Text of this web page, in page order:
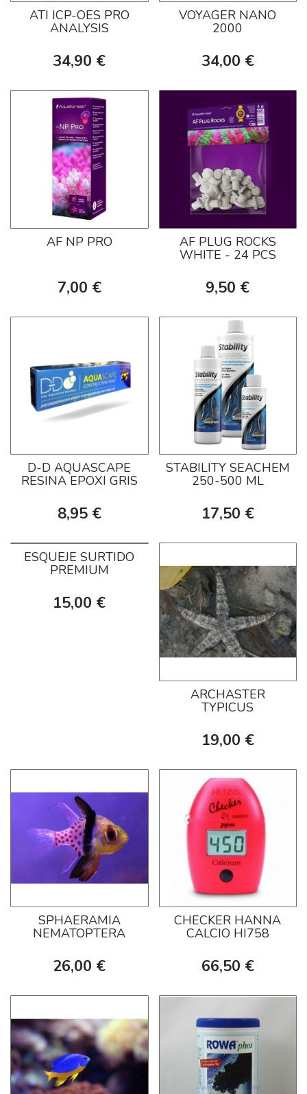
ATI ICP-OES PRO
ANALYSIS
34,90 €
VOYAGER NANO
2000
34,00 €
AF NP PRO
7,00 €
AF PLUG ROCKS
WHITE - 24 PCS
9,50 €
D-D AQUASCAPE
RESINA EPOXI GRIS
8,95 €
STABILITY SEACHEM
250-500 ML
17,50 €
ESQUEJE SURTIDO
PREMIUM
15,00 €
ARCHASTER
TYPICUS
19,00 €
SPHAERAMIA
NEMATOPTERA
26,00 €
CHECKER HANNA
CALCIO HI758
66,50 €